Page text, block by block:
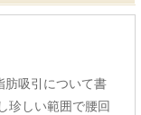
肪吸引について書
珍しい範囲で腰回